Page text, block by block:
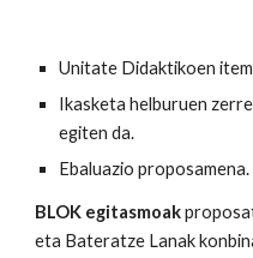
Unitate Didaktikoen
Ikasketa helburuen
egiten da.
Ebaluazio proposamena.
BLOK egitasmoak
eta Bateratze Lanak